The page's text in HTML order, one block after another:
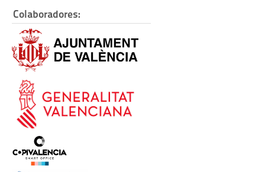
Colaboradores: